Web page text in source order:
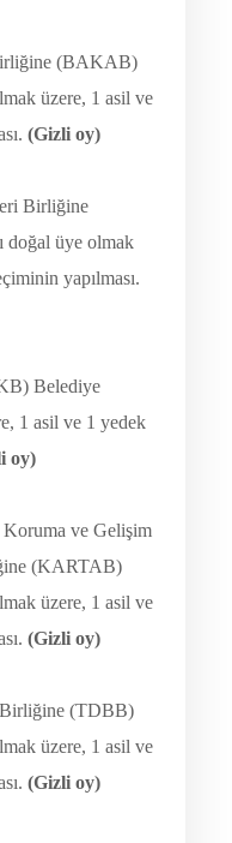
(BAKAB)
üzere, 1 asil ve
(Gizli oy)
Birliğine
doğal üye olmak
yapılması.
Belediye
1 asil ve 1 yedek
oy)
ve Gelişim
(KARTAB)
üzere, 1 asil ve
(Gizli oy)
Birliğine (TDBB)
üzere, 1 asil ve
(Gizli oy)